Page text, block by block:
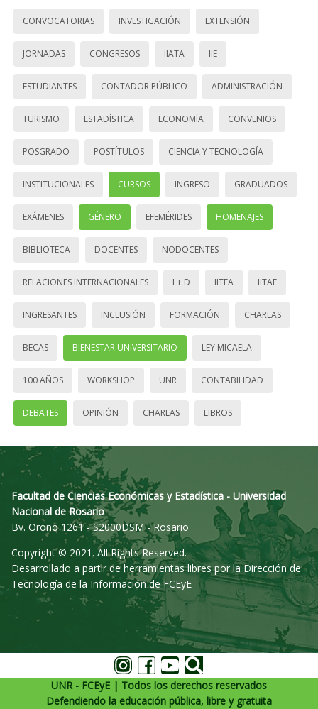
CONVOCATORIAS INVESTIGACIÓN EXTENSIÓN
JORNADAS CONGRESOS IIATA IIE
ESTUDIANTES CONTADOR PÚBLICO ADMINISTRACIÓN
TURISMO ESTADÍSTICA ECONOMÍA CONVENIOS
POSGRADO POSTÍTULOS CIENCIA Y TECNOLOGÍA
INSTITUCIONALES CURSOS INGRESO GRADUADOS
EXÁMENES GÉNERO EFEMÉRIDES HOMENAJES
BIBLIOTECA DOCENTES NODOCENTES
RELACIONES INTERNACIONALES I + D IITEA IITAE
INGRESANTES INCLUSIÓN FORMACIÓN CHARLAS
BECAS BIENESTAR UNIVERSITARIO LEY MICAELA
100 AÑOS WORKSHOP UNR CONTABILIDAD
DEBATES OPINIÓN CHARLAS LIBROS
Facultad de Ciencias Económicas y Estadística - Universidad
Nacional de Rosario
Bv. Oroño 1261 - S2000DSM - Rosario
Copyright © 2021. All Rights Reserved.
Desarrollado a partir de herramientas libres por la Dirección de
Tecnología de la Información de FCEyE
UNR - FCEyE | Todos los derechos reservados
Defendiendo la educación pública, libre y gratuita